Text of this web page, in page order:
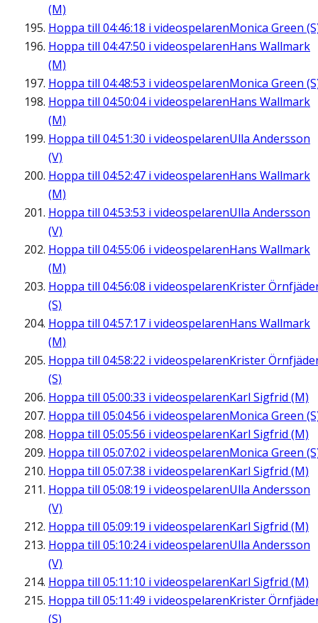
(M)
Hoppa till 04:46:18 i videospelarenMonica Green
Hoppa till 04:47:50 i videospelarenHans Wallmark
(M)
Hoppa till 04:48:53 i videospelarenMonica Green
Hoppa till 04:50:04i videospelarenHans Wallmark
(M)
Hoppa till 04:51:30 i videospelarenUlla Andersson
(V)
Hoppa till 04:52:47 i videospelarenHans Wallmark
(M)
Hoppa till 04:53:53 i videospelarenUlla Andersson
(V)
Hoppa till 04:55:06 i videospelarenHans Wallmark
(M)
Hoppa till 04:56:08 i videospelarenKrister
(S)
Hoppa till 04:57:17 i videospelarenHans Wallmark
(M)
Hoppa till 04:58:22 i videospelarenKrister
(S)
Hoppa till 05:00:33 i videospelarenKarl Sigfrid (M)
Hoppa till 05:04:56 i videospelarenMonica Green
Hoppa till 05:05:56 i videospelarenKarl Sigfrid (M)
Hoppa till 05:07:02 i videospelarenMonica Green
Hoppa till 05:07:38 i videospelarenKarl Sigfrid (M)
Hoppa till 05:08:19 i videospelarenUlla Andersson
(V)
Hoppa till 05:09:19 i videospelarenKarl Sigfrid (M)
Hoppa till 05:10:24i videospelarenUlla Andersson
(V)
Hoppa till 05:11:10 i videospelarenKarl Sigfrid (M)
Hoppa till 05:11:49 i videospelarenKrister
(S)